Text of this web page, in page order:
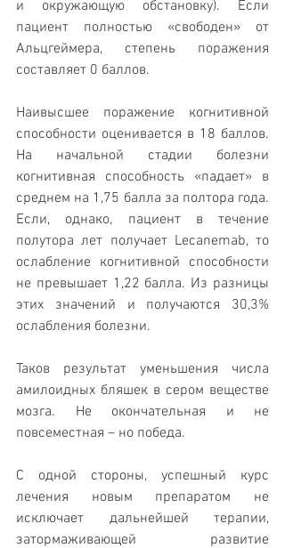
и окружающую обстановку). Если
пациент полностью «свободен» от
Альцгеймера, степень поражения
составляет 0 баллов.
Наивысшее поражение когнитивной
способности оценивается в 18 баллов.
На начальной стадии болезни
когнитивная способность «падает» в
среднем на 1,75 балла за полтора года.
Если, однако, пациент в течение
полутора лет получает Lecanemab, то
ослабление когнитивной способности
не превышает 1,22 балла. Из разницы
этих значений и получаются 30,3%
ослабления болезни.
Таков результат уменьшения числа
амилоидных бляшек в сером веществe
мозгa. Не окончательная и не
повсеместная – но победа.
С одной стороны, успешный курс
лечения новым препаратом не
исключает дальнейшей терапии,
затормаживающей развитие